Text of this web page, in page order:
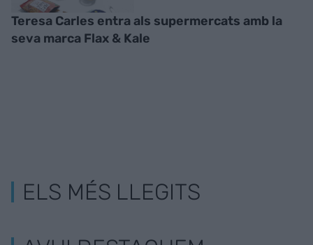
Teresa Carles entra als supermercats amb la
seva marca Flax & Kale
ELS MÉS LLEGITS